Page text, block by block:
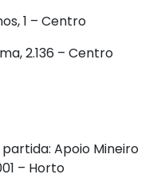
1 – Centro
2.136 – Centro
Apoio Mineiro
– Horto